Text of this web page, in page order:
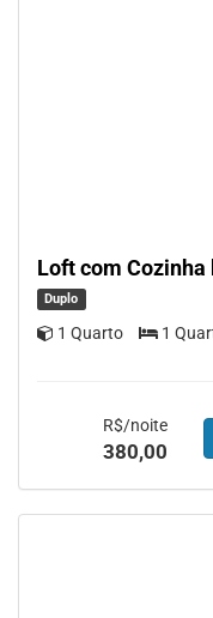
Loft com Cozinha
Duplo
1 Quarto 1
R$/noite
380,00